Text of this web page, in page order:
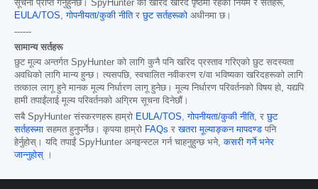
सूचना प्राप्त गर्नुहुनेछ। SpyHunter को खरिद खरिद पृष्ठमा रहेका नियम र सर्तहरू,
EULA/TOS ,गोपनीयता/कुकी नीतिरछुट सर्तहरूको अधीनमा छ।
------
सामान्य सर्तहरू
छुट मूल्य अन्तर्गत SpyHunter को लागि कुनै पनि खरिद प्रस्ताव गरिएको छुट सदस्यता
अवधिको लागि मान्य हुन्छ। त्यसपछि, स्वचालित नवीकरण र/वा भविष्यका खरिदहरूको लागि
तत्काल लागू हुने मानक मूल्य निर्धारण लागू हुनेछ। मूल्य निर्धारण परिवर्तनको विषय हो, यद्यपि
हामी तपाईंलाई मूल्य परिवर्तनको अग्रिम सूचना दिनेछौं।
सबै SpyHunter संस्करणहरू हाम्रो EULA/TOS ,गोपनीयता/कुकी नीति, रछुट
सर्तहरूमा सहमत हुनुपर्नेछ। कृपया हाम्रो FAQs रखतरा मूल्याङ्कन मापदण्ड पनि
हेर्नुहोस्। यदि तपाईं SpyHunter अनइन्स्टल गर्न चाहनुहुन्छ भने,कसरी गर्ने भनेर
जान्नुहोस् ।